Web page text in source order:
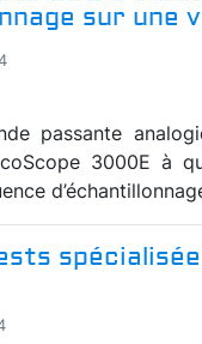
sur une
passante
3000E à